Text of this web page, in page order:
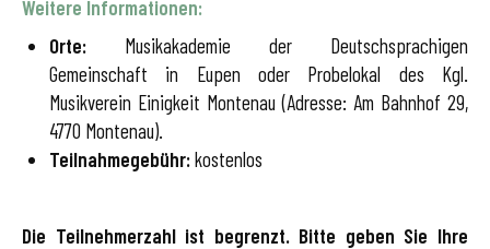
Weitere Informationen:
Orte: Musikakademie der Deutschsprachigen
Gemeinschaft in Eupen oder Probelokal des Kgl.
Musikverein Einigkeit Montenau (Adresse: Am Bahnhof 29,
4770 Montenau).
Teilnahmegebühr:kostenlos
Die Teilnehmerzahl ist begrenzt. Bitte geben Sie Ihre